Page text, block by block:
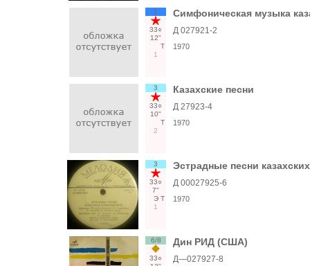
1
33○
12"
Т
1
Симфоническая музыка
Д 027921-2
1970
3
33○
10"
Т
2
Казахские песни
Д 27923-4
1970
3
33○
7"
Э Т
1
Эстрадные песни
Д 00027925-6
1970
6/8
33○
Дин РИД (США)
Д—027927-8